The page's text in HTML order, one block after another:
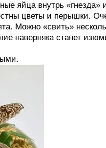
яйца внутрь «гнезда»
цветы и перышки.
Можно «свить»
наверняка станет